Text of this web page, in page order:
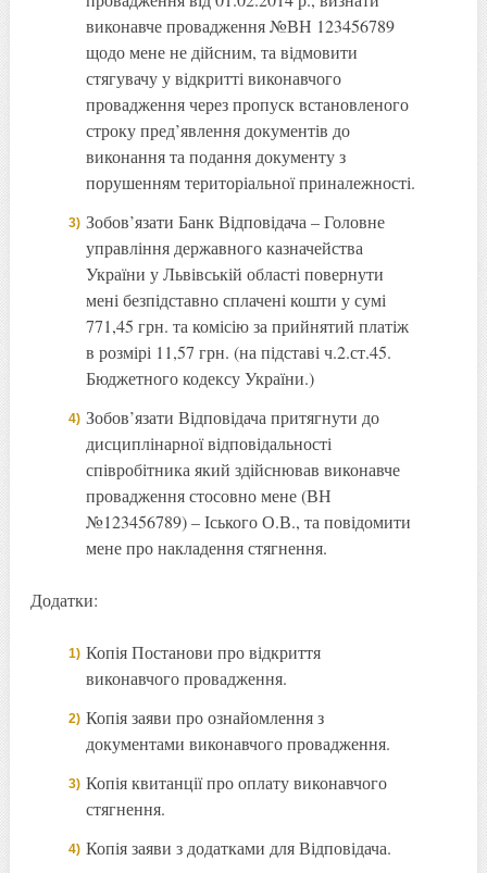
виконавче провадження №ВН 123456789
щодо мене не дійсним, та відмовити
стягувачу у відкритті виконавчого
провадження через пропуск встановленого
строку пред’явлення документів до
виконання та подання документу з
порушенням територіальної приналежності.
Зобов’язати Банк Відповідача – Головне
управління державного казначейства
України у Львівській області повернути
мені безпідставно сплачені кошти у сумі
771,45 грн. та комісію за прийнятий платіж
в розмірі 11,57 грн. (на підставі ч.2.ст.45.
Бюджетного кодексу України.)
Зобов’язати Відповідача притягнути до
дисциплінарної відповідальності
співробітника який здійснював виконавче
провадження стосовно мене (ВН
№123456789) – Іського О.В., та повідомити
мене про накладення стягнення.
Додатки:
Копія Постанови про відкриття
виконавчого провадження.
Копія заяви про ознайомлення з
документами виконавчого провадження.
Копія квитанції про оплату виконавчого
стягнення.
Копія заяви з додатками для Відповідача.